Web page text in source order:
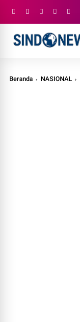
Beranda NASIONAL